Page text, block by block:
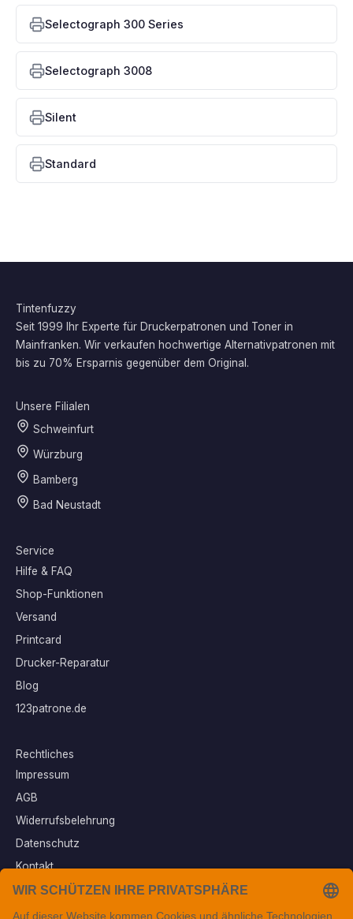
Selectograph 300 Series
Selectograph 3008
Silent
Standard
Tintenfuzzy
Seit 1999 Ihr Experte für Druckerpatronen und Toner in
Mainfranken. Wir verkaufen hochwertige Alternativpatronen mit
bis zu 70% Ersparnis gegenüber dem Original.
Unsere Filialen
Schweinfurt
Würzburg
Bamberg
Bad Neustadt
Service
Hilfe & FAQ
Shop-Funktionen
Versand
Printcard
Drucker-Reparatur
Blog
123patrone.de
Rechtliches
Impressum
AGB
Widerrufsbelehrung
Datenschutz
Kontakt
Vertrag widerrufen